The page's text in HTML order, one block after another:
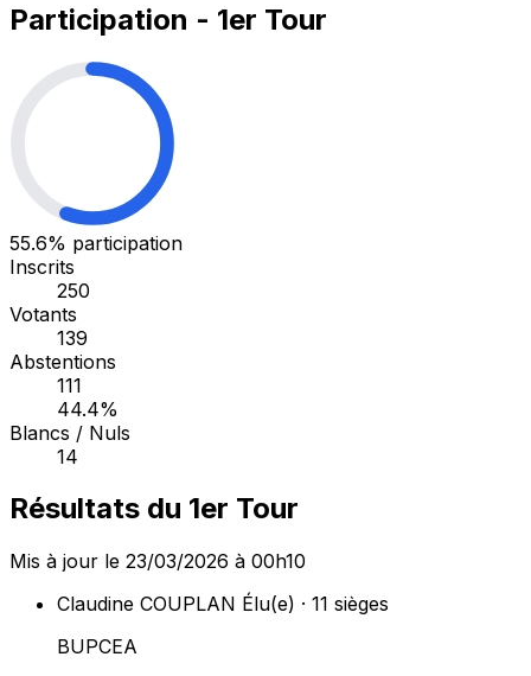
Participation - 1er Tour
55.6% participation
Inscrits
250
Votants
139
Abstentions
111
44.4%
Blancs / Nuls
14
Résultats du 1er Tour
Mis à jour le 23/03/2026 à 00h10
Claudine COUPLAN Élu(e) · 11 sièges
BUPCEA